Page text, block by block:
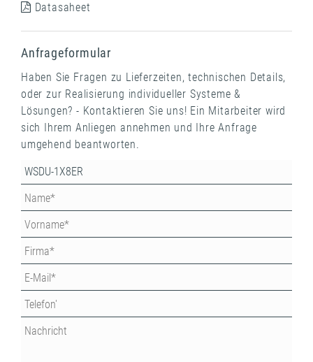
Datasaheet
Anfrageformular
Haben Sie Fragen zu Lieferzeiten, technischen Details,
oder zur Realisierung individueller Systeme &
Lösungen? - Kontaktieren Sie uns! Ein Mitarbeiter wird
sich Ihrem Anliegen annehmen und Ihre Anfrage
umgehend beantworten.